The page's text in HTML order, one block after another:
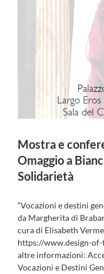
Mostra e
Omaggio a
Solidarietà
“Vocazioni e destini
da Margherita di
cura di Elisabeth
https://www.design-of-
altre informazioni:
Vocazioni e Destini